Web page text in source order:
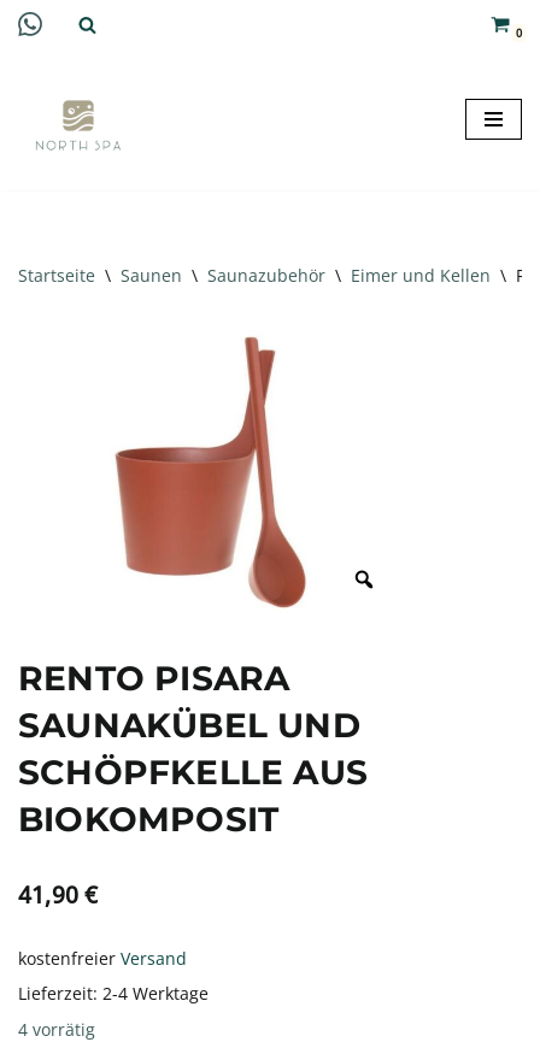
springen
0
Startseite \ Saunen \ Saunazubehör \ Eimer und Kellen \
RENTO PISARA
SAUNAKÜBEL UND
SCHÖPFKELLE AUS
BIOKOMPOSIT
41,90€
kostenfreier Versand
Lieferzeit: 2-4 Werktage
4 vorrätig